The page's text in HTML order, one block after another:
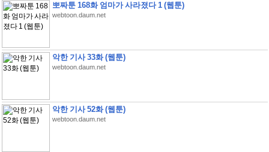
뽀짜툰 168화 엄마가 사라졌다 1 (웹툰)
webtoon.daum.net
악한 기사 33화 (웹툰)
webtoon.daum.net
악한 기사 52화 (웹툰)
webtoon.daum.net